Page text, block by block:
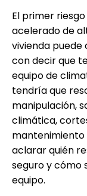
El primer
acelerado de
vivienda puede
con decir que
equipo de
tendría que
manipulación,
climática,
mantenimiento
aclarar quién
seguro y cómo
equipo.